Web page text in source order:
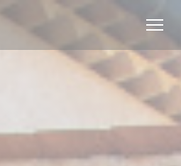
matière de cookies